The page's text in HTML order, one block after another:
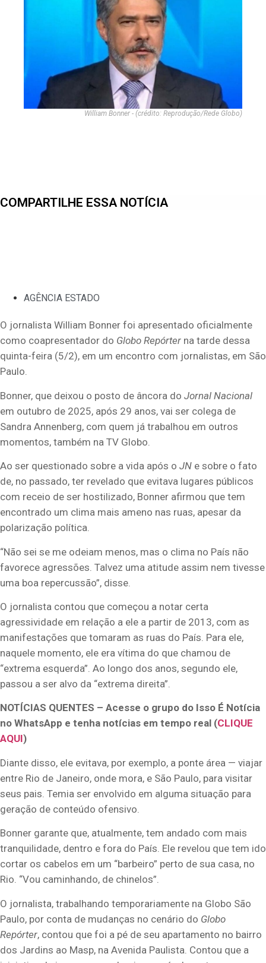
William Bonner - (crédito: Reprodução/Rede Globo)
COMPARTILHE ESSA NOTÍCIA
AGÊNCIA ESTADO
O jornalista William Bonner foi apresentado oficialmente
como coapresentador do Globo Repórter na tarde dessa
quinta-feira (5/2), em um encontro com jornalistas, em São
Paulo.
Bonner, que deixou o posto de âncora do Jornal Nacional
em outubro de 2025, após 29 anos, vai ser colega de
Sandra Annenberg, com quem já trabalhou em outros
momentos, também na TV Globo.
Ao ser questionado sobre a vida após o JN e sobre o fato
de, no passado, ter revelado que evitava lugares públicos
com receio de ser hostilizado, Bonner afirmou que tem
encontrado um clima mais ameno nas ruas, apesar da
polarização política.
“Não sei se me odeiam menos, mas o clima no País não
favorece agressões. Talvez uma atitude assim nem tivesse
uma boa repercussão”, disse.
O jornalista contou que começou a notar certa
agressividade em relação a ele a partir de 2013, com as
manifestações que tomaram as ruas do País. Para ele,
naquele momento, ele era vítima do que chamou de
“extrema esquerda”. Ao longo dos anos, segundo ele,
passou a ser alvo da “extrema direita”.
NOTÍCIAS QUENTES – Acesse o grupo do Isso É Notícia
no WhatsApp e tenha notícias em tempo real (CLIQUE
AQUI)
Diante disso, ele evitava, por exemplo, a ponte área — viajar
entre Rio de Janeiro, onde mora, e São Paulo, para visitar
seus pais. Temia ser envolvido em alguma situação para
geração de conteúdo ofensivo.
Bonner garante que, atualmente, tem andado com mais
tranquilidade, dentro e fora do País. Ele revelou que tem ido
cortar os cabelos em um “barbeiro” perto de sua casa, no
Rio. “Vou caminhando, de chinelos”.
O jornalista, trabalhando temporariamente na Globo São
Paulo, por conta de mudanças no cenário do Globo
Repórter, contou que foi a pé de seu apartamento no bairro
dos Jardins ao Masp, na Avenida Paulista. Contou que a